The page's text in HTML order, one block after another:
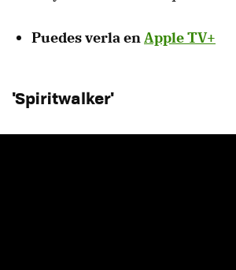
Puedes verla enApple TV+
'Spiritwalker'